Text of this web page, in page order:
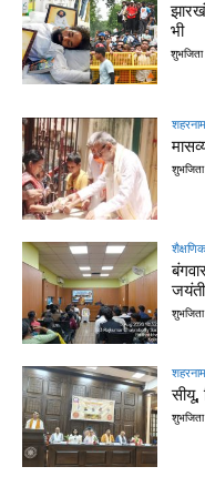
भी
शुभजिता
शुभजिता
शुभजिता
सीयू,
शुभजिता